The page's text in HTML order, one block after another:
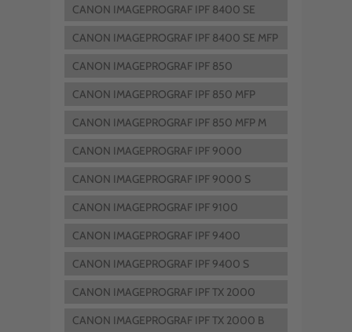
CANON IMAGEPROGRAF IPF 8400 SE
CANON IMAGEPROGRAF IPF 8400 SE MFP
CANON IMAGEPROGRAF IPF 850
CANON IMAGEPROGRAF IPF 850 MFP
CANON IMAGEPROGRAF IPF 850 MFP M
40
CANON IMAGEPROGRAF IPF 9000
CANON IMAGEPROGRAF IPF 9000 S
CANON IMAGEPROGRAF IPF 9100
CANON IMAGEPROGRAF IPF 9400
CANON IMAGEPROGRAF IPF 9400 S
CANON IMAGEPROGRAF IPF TX 2000
CANON IMAGEPROGRAF IPF TX 2000 B